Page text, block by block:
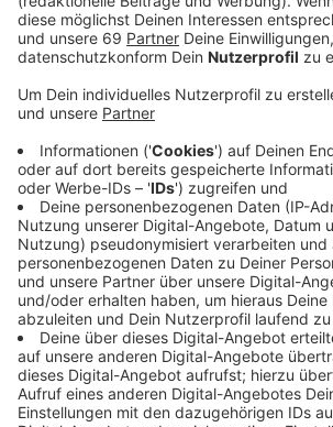
Promenadenkonzert zum jetzt
Angebot ist auch in diesem Jahr breit
moderner Musik bis hin zur Klassik. Die
Leitung hat Prof. Peter von Wienhardt.
treten das Sinfonieorchester der
Münster unter der Leitung von Martín
das WDR Funkhaus Orchester unter
Wayne Marshall auf.
Zu den Highlichte gehören die
Seebühne und das große Feuerwerk
Samstagabend.